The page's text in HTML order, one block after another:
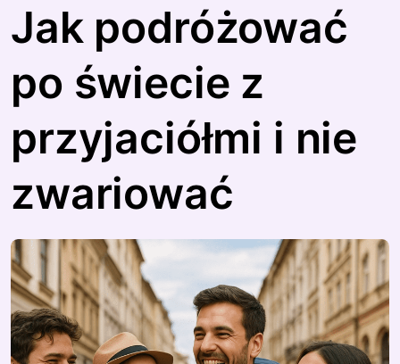
Jak podróżować
po świecie z
przyjaciółmi i nie
zwariować